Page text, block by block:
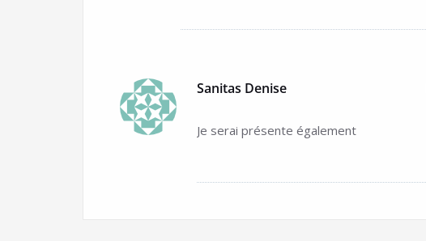
Sanitas Denise
Je serai présente également